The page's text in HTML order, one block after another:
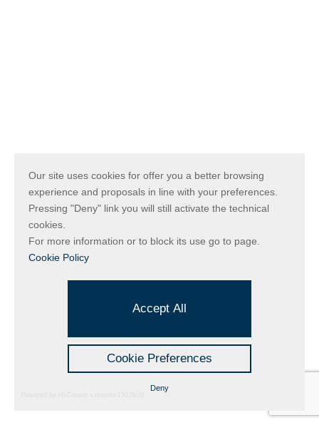
Our site uses cookies for offer you a better browsing
experience and proposals in line with your preferences.
Pressing "Deny" link you will still activate the technical
cookies.
For more information or to block its use go to page.
Cookie Policy
Accept All
Cookie Preferences
Deny